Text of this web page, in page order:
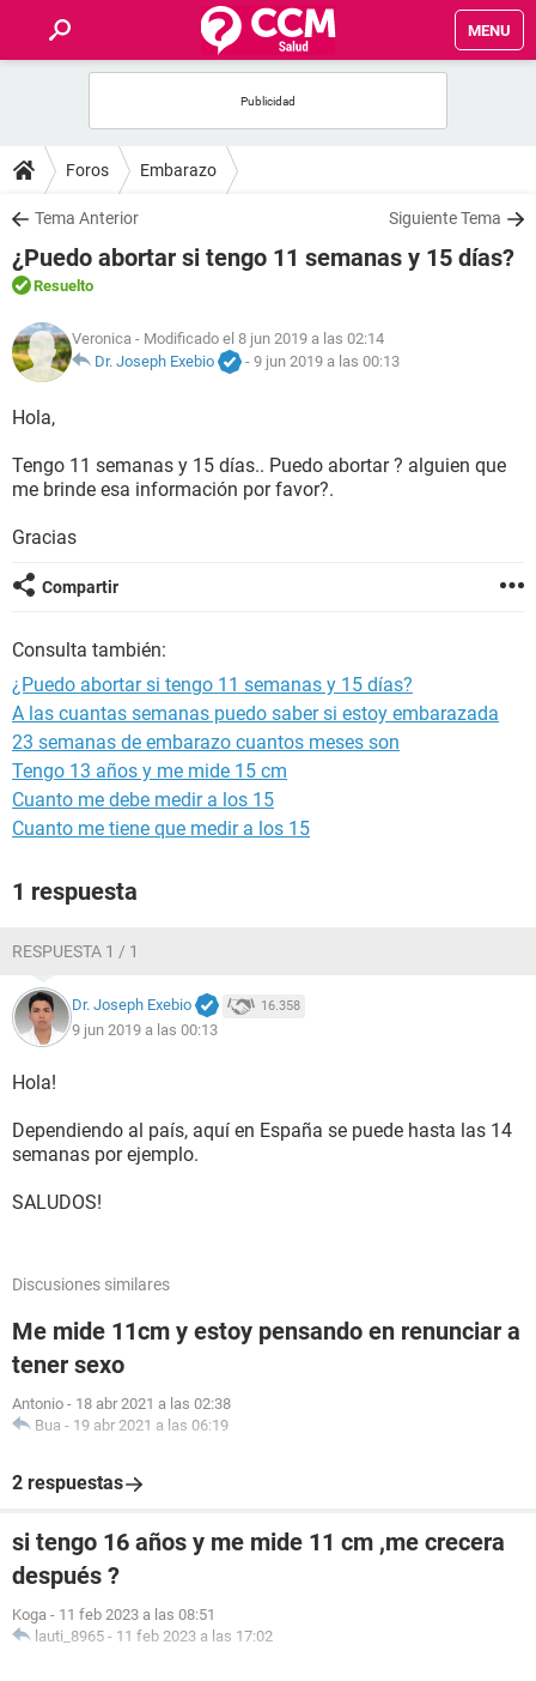
MENU
FOROS
SALUD
FAMILIA
NUTRICIÓN
SEXUALIDAD
Foros Embarazo
Tema Anterior Siguiente Tema
¿Puedo abortar si tengo 11 semanas y 15 días?
Resuelto
Veronica - Modificado el 8 jun 2019 a las 02:14
Dr. Joseph Exebio
- 9 jun 2019 a las 00:13
Hola,
Tengo 11 semanas y 15 días.. Puedo abortar ? alguien que
me brinde esa información por favor?.
Gracias
Compartir
Consulta también:
¿Puedo abortar si tengo 11 semanas y 15 días?
A las cuantas semanas puedo saber si estoy embarazada
23 semanas de embarazo cuantos meses son
Tengo 13 años y me mide 15 cm
Cuanto me debe medir a los 15
Cuanto me tiene que medir a los 15
1 respuesta
RESPUESTA 1 / 1
Dr. Joseph Exebio 16.358
9 jun 2019 a las 00:13
Hola!
Dependiendo al país, aquí en España se puede hasta las 14
semanas por ejemplo.
SALUDOS!
Discusiones similares
Me mide 11cm y estoy pensando en renunciar a
tener sexo
Antonio - 18 abr 2021 a las 02:38
Bua - 19 abr 2021 a las 06:19
2 respuestas
si tengo 16 años y me mide 11 cm ,me crecera
después ?
Koga - 11 feb 2023 a las 08:51
lauti_8965 - 11 feb 2023 a las 17:02